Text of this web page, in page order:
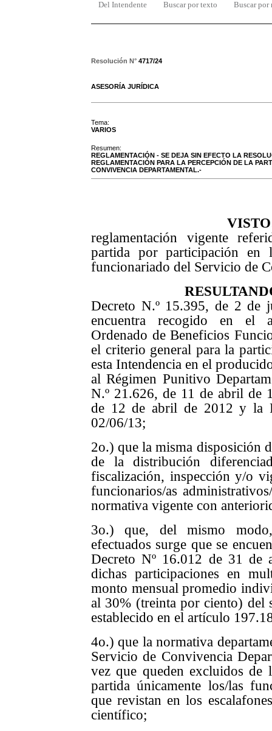
Del Intendente Buscar por texto Buscar por
Resolución N° 4717/24
ASESORÍA JURÍDICA
Tema:
VARIOS
Resumen:
REGLAMENTACIÓN - SE DEJA SIN EFECTO LA
REGLAMENTACIÓN PARA LA PERCEPCIÓN DE LA
CONVIVENCIA DEPARTAMENTAL.-
reglamentación vigente
partida por participación en
funcionariado del Servicio de
Decreto N.º 15.395, de 2 de
encuentra recogido en el
Ordenado de Beneficios
el criterio general para la
esta Intendencia en el
al Régimen Punitivo
N.º 21.626, de 11 de abril de
de 12 de abril de 2012 y la
02/06/13;
2o.) que la misma disposición
de la distribución
fiscalización, inspección y/o
funcionarios/as
normativa vigente con
3o.) que, del mismo
efectuados surge que se
Decreto Nº 16.012 de 31 de
dichas participaciones en
monto mensual promedio
al 30% (treinta por ciento) del
establecido en el artículo
4o.) que la normativa
Servicio de Convivencia
vez que queden excluidos
partida únicamente los/las
que revistan en los
científico;